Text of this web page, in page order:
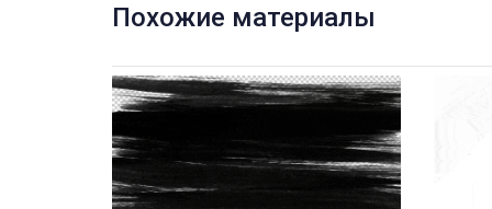
Похожие материалы